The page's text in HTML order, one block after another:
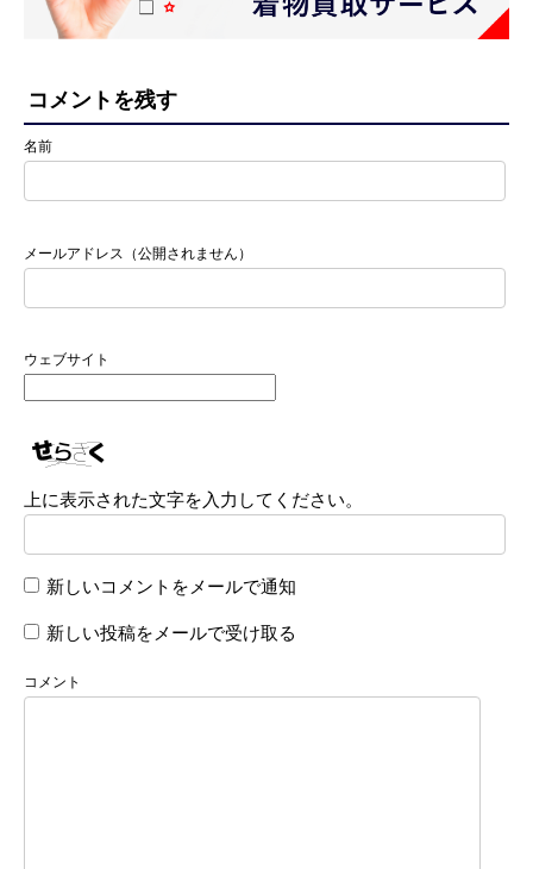
コメントを残す
名前
メールアドレス（公開されません）
ウェブサイト
上に表示された文字を入力してください。
新しいコメントをメールで通知
新しい投稿をメールで受け取る
コメント